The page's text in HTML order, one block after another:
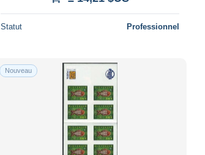
Statut Professionnel
Nouveau